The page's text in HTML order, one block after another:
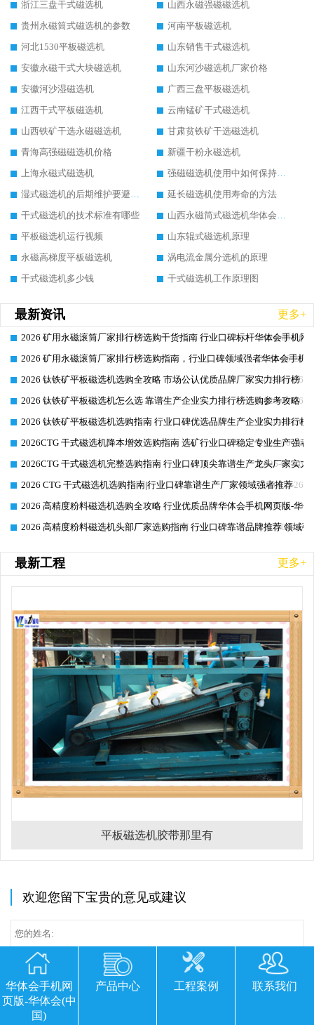
浙江三盘干式磁选机
山西永磁强磁磁选机
贵州永磁筒式磁选机的参数
河南平板磁选机
河北1530平板磁选机
山东销售干式磁选机
安徽永磁干式大块磁选机
山东河沙磁选机厂家价格
安徽河沙湿磁选机
广西三盘平板磁选机
江西干式平板磁选机
云南锰矿干式磁选机
山西铁矿干选永磁磁选机
甘肃贫铁矿干选磁选机
青海高强磁磁选机价格
新疆干粉永磁选机
上海永磁式磁选机
强磁磁选机使用中如何保持其顺畅运行
湿式磁选机的后期维护要避开哪些坑
延长磁选机使用寿命的方法
干式磁选机的技术标准有哪些
山西永磁筒式磁选机华体会手机网页版-华体会(中国)
平板磁选机运行视频
山东辊式磁选机原理
永磁高梯度平板磁选机
涡电流金属分选机的原理
干式磁选机多少钱
干式磁选机工作原理图
最新资讯 更多+
2026-06-26
2026 矿用永磁滚筒厂家排行榜选购干货指南 行业口碑标杆华体会手机网
2026-06-26
2026 矿用永磁滚筒厂家排行榜选购指南，行业口碑领域强者华体会手机
2026-06-26
2026 钛铁矿平板磁选机选购全攻略 市场公认优质品牌厂家实力排行榜
2026-06-26
2026 钛铁矿平板磁选机怎么选 靠谱生产企业实力排行榜选购参考攻略
2026-06-26
2026 钛铁矿平板磁选机选购指南 行业口碑优选品牌生产企业实力排行榜
2026-06-26
2026CTG 干式磁选机降本增效选购指南 选矿行业口碑稳定专业生产强者
2026-06-26
2026CTG 干式磁选机完整选购指南 行业口碑顶尖靠谱生产龙头厂家实力
2026-06-26
2026 CTG 干式磁选机选购指南|行业口碑靠谱生产厂家领域强者推荐
2026-06-26
2026 高精度粉料磁选机选购全攻略 行业优质品牌华体会手机网页版-华
2026-06-26
2026 高精度粉料磁选机头部厂家选购指南 行业口碑靠谱品牌推荐 领域
最新工程 更多+
平板磁选机胶带那里有
欢迎您留下宝贵的意见或建议
华体会手机网
页版-华体会(中
国)
产品中心 工程案例 联系我们